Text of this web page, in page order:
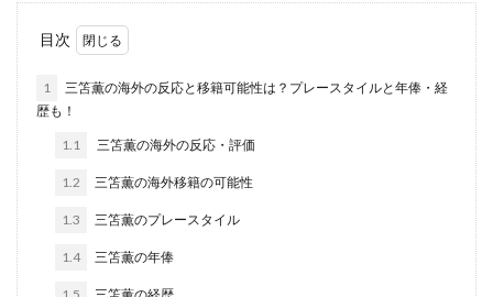
目次
1
三笘薫の海外の反応と移籍可能性は？プレースタイルと年俸・経
歴も！
1.1 三笘薫の海外の反応・評価
1.2 三笘薫の海外移籍の可能性
1.3 三笘薫のプレースタイル
1.4 三笘薫の年俸